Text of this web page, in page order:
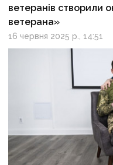
ветеранів створили
ветерана»
16 червня 2025 р., 14:51